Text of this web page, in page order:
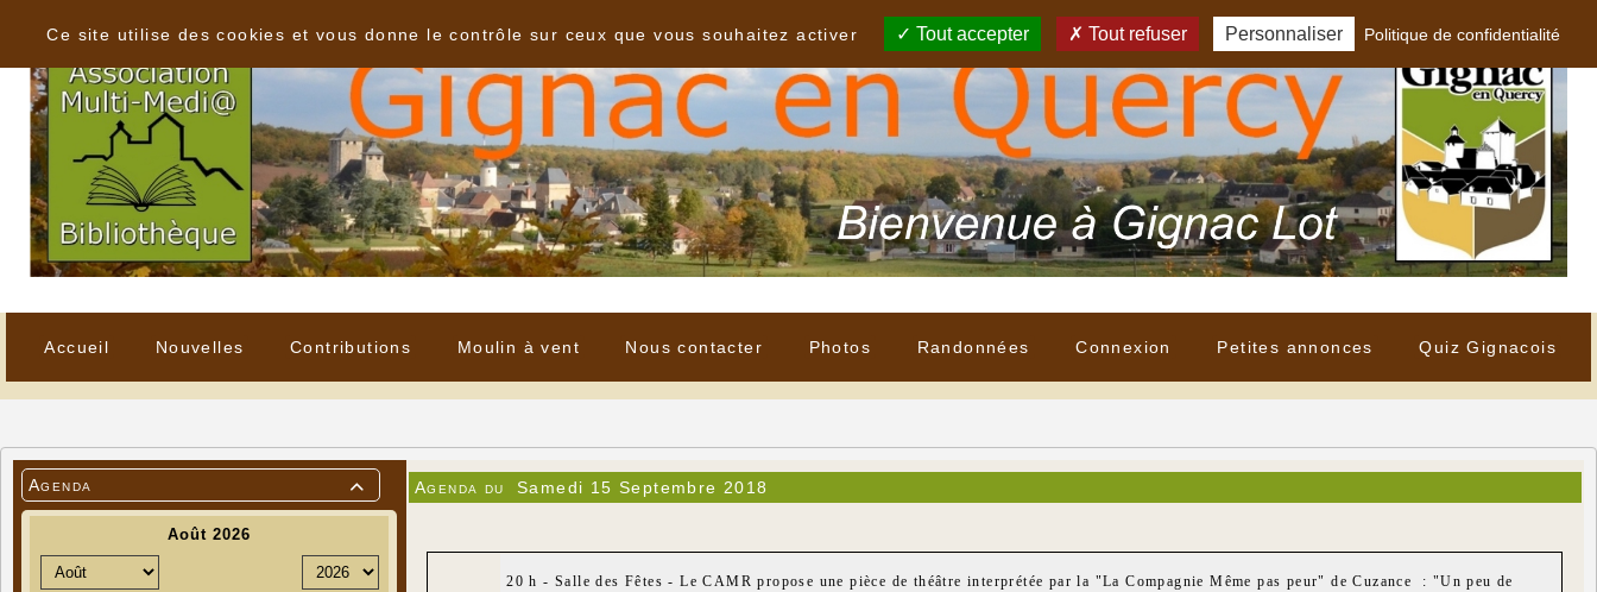
Accueil Nouvelles Contributions Moulin à vent Nous contacter Photos Randonnées Connexion Petites annonces Quiz Gignacois

Agenda Agenda du Samedi 15 Septembre 2018
20 h - Salle des Fêtes - Le CAMR propose une pièce de théâtre interprétée par la "La Compagnie Même pas peur" de Cuzance : "Un peu de
Ce site utilise des cookies et vous donne le contrôle sur ceux que vous souhaitez activer
Tout accepter Tout refuser Personnaliser Politique de confidentialité